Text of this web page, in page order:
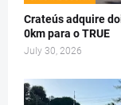
Crateús adquire
0km para o TRUE
July 30, 2026